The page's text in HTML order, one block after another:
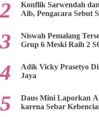
Konflik Sarwendah
Aib, Pengacara Sebut
Niswah Pemalang
Grup 6 Meski Raih 2
Adik Vicky Prasetyo
Jaya
Daus Mini Laporkan Akun Palsu ke
karena Sebar